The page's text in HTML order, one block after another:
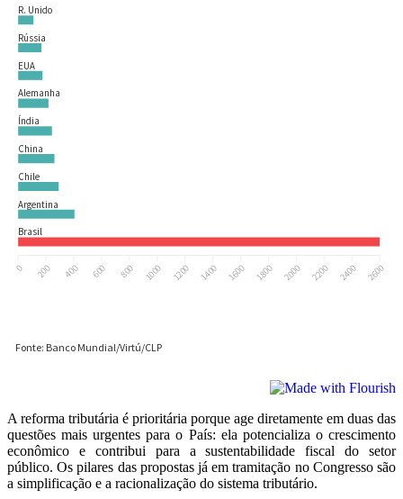
A reforma tributária é prioritária porque age diretamente em duas das
questões mais urgentes para o País: ela potencializa o crescimento
econômico e contribui para a sustentabilidade fiscal do setor
público. Os pilares das propostas já em tramitação no Congresso são
a simplificação e a racionalização do sistema tributário.